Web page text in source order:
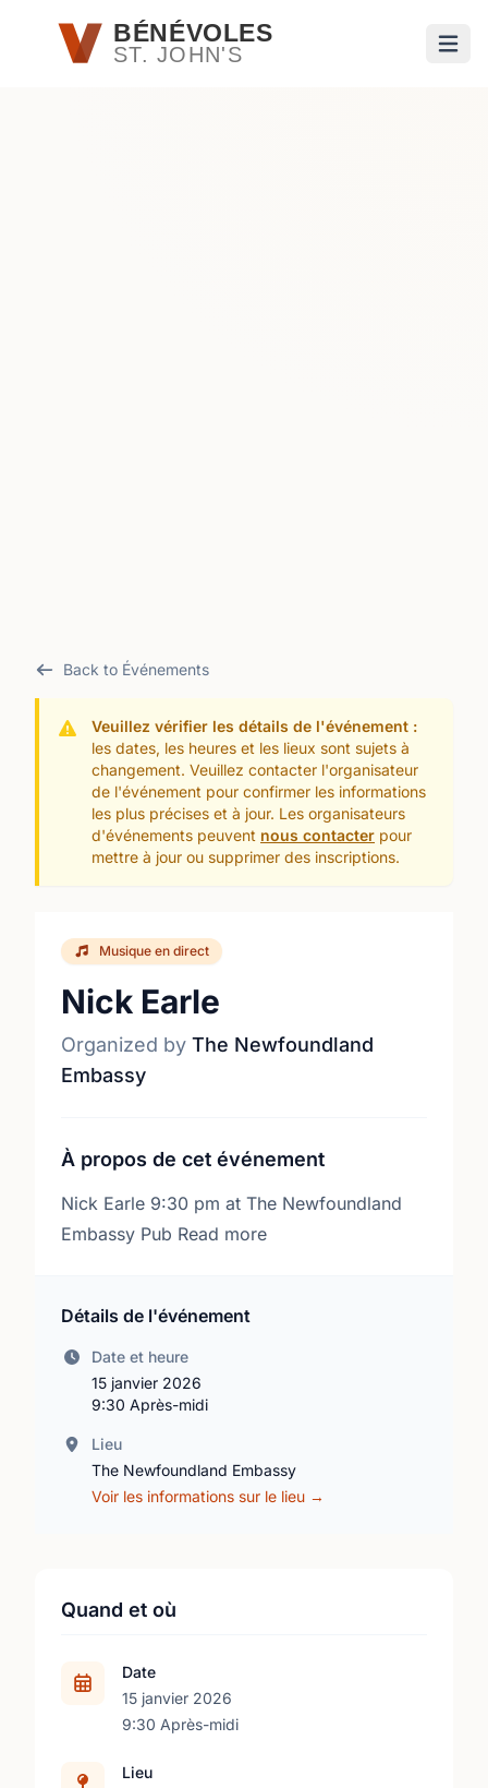
Passer au contenu principal
BÉNÉVOLES
ST. JOHN'S
Back to Événements
Veuillez vérifier les détails de l'événement :
les dates, les heures et les lieux sont sujets à
changement. Veuillez contacter l'organisateur
de l'événement pour confirmer les informations
les plus précises et à jour. Les organisateurs
d'événements peuvent nous contacter pour
mettre à jour ou supprimer des inscriptions.
Musique en direct
Nick Earle
Organized by The Newfoundland
Embassy
À propos de cet événement
Nick Earle 9:30 pm at The Newfoundland
Embassy Pub Read more
Détails de l'événement
Date et heure
15 janvier 2026
9:30 Après-midi
Lieu
The Newfoundland Embassy
Voir les informations sur le lieu →
Quand et où
Date
15 janvier 2026
9:30 Après-midi
Lieu